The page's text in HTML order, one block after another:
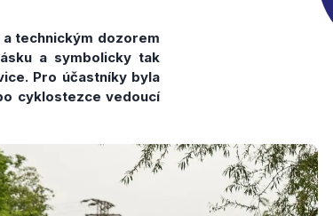
technickým dozorem
a symbolicky tak
Pro účastníky byla
cyklostezce vedoucí